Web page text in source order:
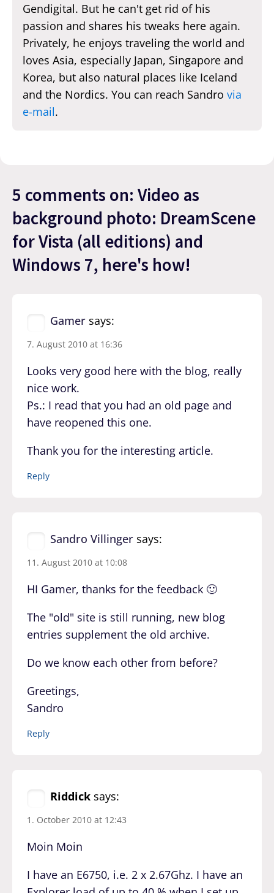
Gendigital. But he can't get rid of his
passion and shares his tweaks here again.
Privately, he enjoys traveling the world and
loves Asia, especially Japan, Singapore and
Korea, but also natural places like Iceland
and the Nordics. You can reach Sandro via
e-mail.
5 comments on: Video as
background photo: DreamScene
for Vista (all editions) and
Windows 7, here's how!
Gamer says:
7. August 2010 at 16:36
Looks very good here with the blog, really
nice work.
Ps.: I read that you had an old page and
have reopened this one.
Thank you for the interesting article.
Reply
Sandro Villinger says:
11. August 2010 at 10:08
HI Gamer, thanks for the feedback 🙂
The "old" site is still running, new blog
entries supplement the old archive.
Do we know each other from before?
Greetings,
Sandro
Reply
Riddick says:
1. October 2010 at 12:43
Moin Moin
I have an E6750, i.e. 2 x 2.67Ghz. I have an